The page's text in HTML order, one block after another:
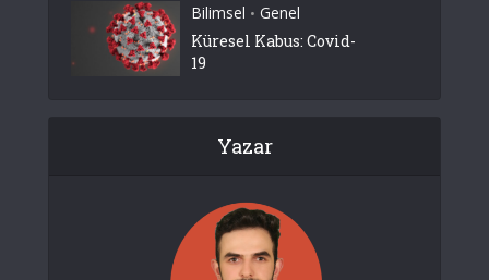
Bilimsel • Genel
Küresel Kabus: Covid-
19
Yazar